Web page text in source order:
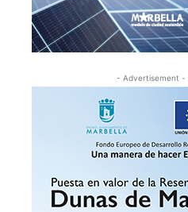
- Advertisement -